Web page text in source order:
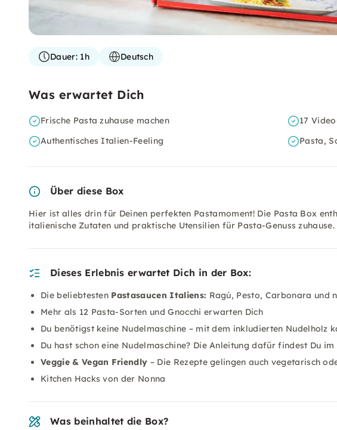
Dauer:1h Deutsch
Was erwartet Dich
Frische Pasta zuhause machen
17
Authentisches Italien-Feeling
Pasta,
Über diese Box
Hier ist alles drin für Deinen perfekten Pastamoment! Die Pasta Box
italienische Zutaten und praktische Utensilien für Pasta-Genuss
Dieses Erlebnis erwartet Dich in der Box:
Die beliebtesten Pastasaucen Italiens: Ragú, Pesto, Carbonara und
Mehr als 12 Pasta-Sorten und Gnocchi erwarten Dich
Du benötigst keine Nudelmaschine – mit dem inkludierten Nudelholz
Du hast schon eine Nudelmaschine? Die Anleitung dafür findest Du im
Veggie & Vegan Friendly – Die Rezepte gelingen auch vegetarisch
Kitchen Hacks von der Nonna
Was beinhaltet die Box?